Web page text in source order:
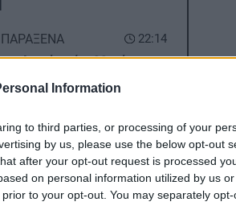
Information
to third parties, or processing of your
by us, please use the below opt-out
after your opt-out request is processed
on personal information utilized by us
to your opt-out. You may separately
22:14
ΠΑΡΑΞΕΝΑ
πλωτό σπίτι 23 μέτρων
22:00
«Ο Τζορτζ Κλούνεϊ